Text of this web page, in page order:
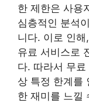
한 제한은 사용
심층적인 분석
니다. 이로 인
유료 서비스로
다. 따라서 무
상 특정 한계를
한 재미를 느낄